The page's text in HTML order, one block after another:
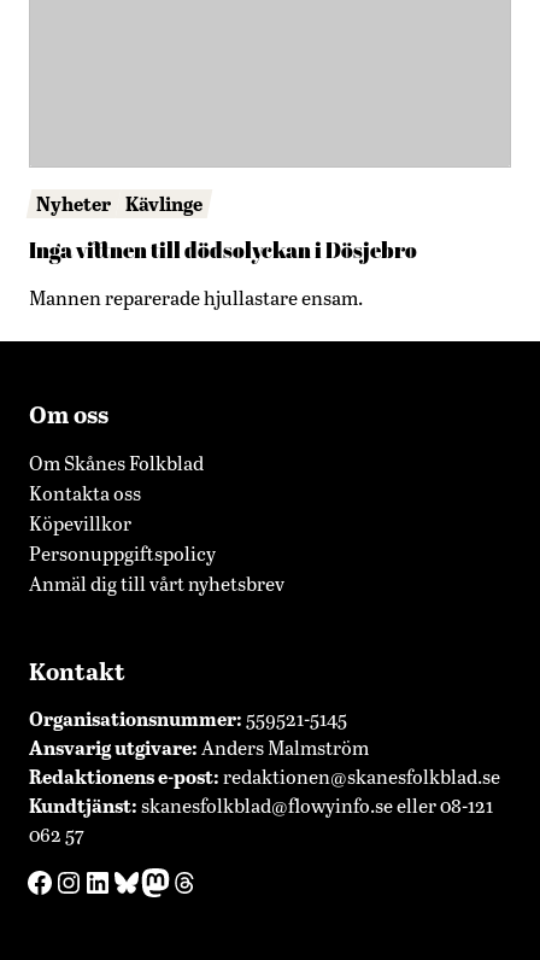
Nyheter Kävlinge
Inga vittnen till dödsolyckan i Dösjebro
Mannen reparerade hjullastare ensam.
Om oss
Om Skånes Folkblad
Kontakta oss
Köpevillkor
Personuppgiftspolicy
Anmäl dig till vårt nyhetsbrev
Kontakt
Organisationsnummer: 559521-5145
Ansvarig utgivare: Anders Malmström
Redaktionense-post:redaktionen@skanesfolkblad.se
Kundtjänst:skanesfolkblad@flowyinfo.seeller 08-121
062 57
Facebook
Instagram
LinkedIn
Bluesky
Mastodon
Threads